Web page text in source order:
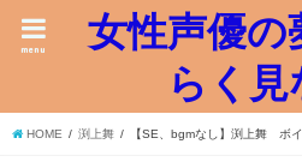
女性声優の
らく見
menu
HOME 渕上舞 【SE、bgmなし】渕上舞 ボ